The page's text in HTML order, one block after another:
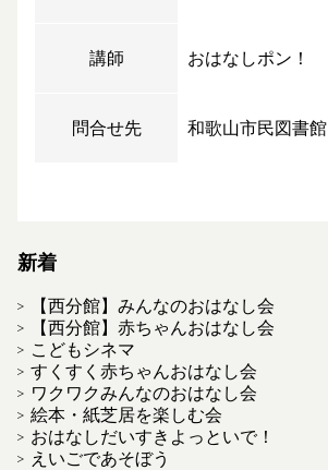
講師 おはなしポン！
問合せ先 和歌山市民図書館
新着
【西分館】みんなのおはなし会
【西分館】赤ちゃんおはなし会
こどもシネマ
すくすく赤ちゃんおはなし会
ワクワクみんなのおはなし会
絵本・紙芝居を楽しむ会
おはなしだいすきよっといで！
えいごであそぼう